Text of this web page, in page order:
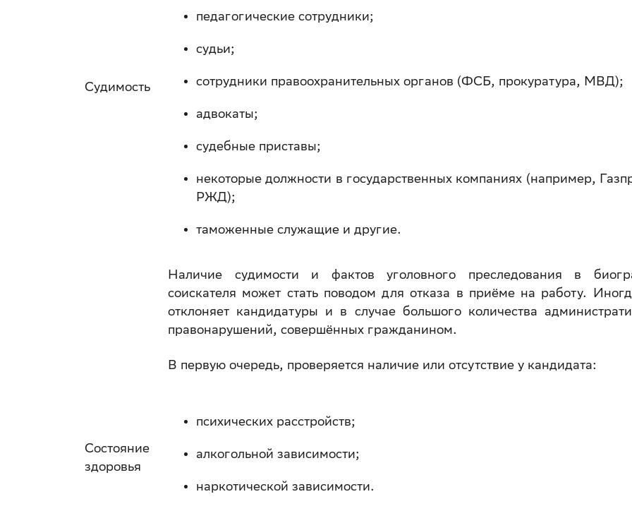
Судимость
педагогические сотрудники;
судьи;
сотрудники правоохранительных органов (ФСБ, прокуратура, МВД);
адвокаты;
судебные приставы;
некоторые должности в государственных компаниях (например,
РЖД);
таможенные служащие и другие.
Наличие судимости и фактов уголовного преследования в
соискателя может стать поводом для отказа в приёме на работу.
отклоняет кандидатуры и в случае большого количества
правонарушений, совершённых гражданином.
Состояние
здоровья
В первую очередь, проверяется наличие или отсутствие у кандидата:
психических расстройств;
алкогольной зависимости;
наркотической зависимости.